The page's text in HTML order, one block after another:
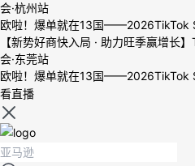
会·杭州站
欧啦！爆单就在13国——2026TikTok
【新势好商快入局 · 助力旺季赢增长
会·东莞站
欧啦！爆单就在13国——2026TikTok
看直播